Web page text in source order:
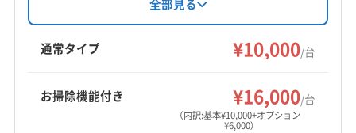
尾道市
福山市 安芸郡海田町
安芸郡熊野町
安芸郡坂町
世羅郡世羅町
も所属。アレルギー体質の方にも配慮した丁寧
な作業が特徴です。土日祝日も対応していま
す。
全部見る
通常タイプ ¥10,000/台
お掃除機能付き ¥16,000/台
（内訳:基本¥10,000+オプション
¥6,000）